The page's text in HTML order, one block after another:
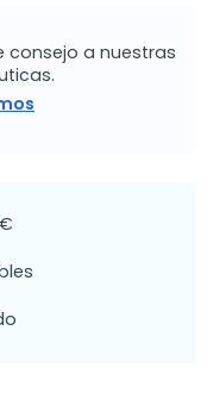
consejo a nuestras